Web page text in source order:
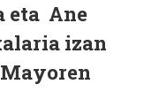
eta Ane
izan